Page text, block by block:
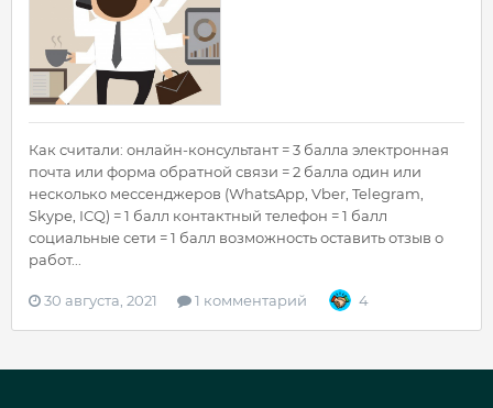
Как считали: онлайн-консультант = 3 балла электронная
почта или форма обратной связи = 2 балла один или
несколько мессенджеров (WhatsApp, Vber, Telegram,
Skype, ICQ) = 1 балл контактный телефон = 1 балл
социальные сети = 1 балл возможность оставить отзыв о
работ...
30 августа, 2021 1 комментарий 4